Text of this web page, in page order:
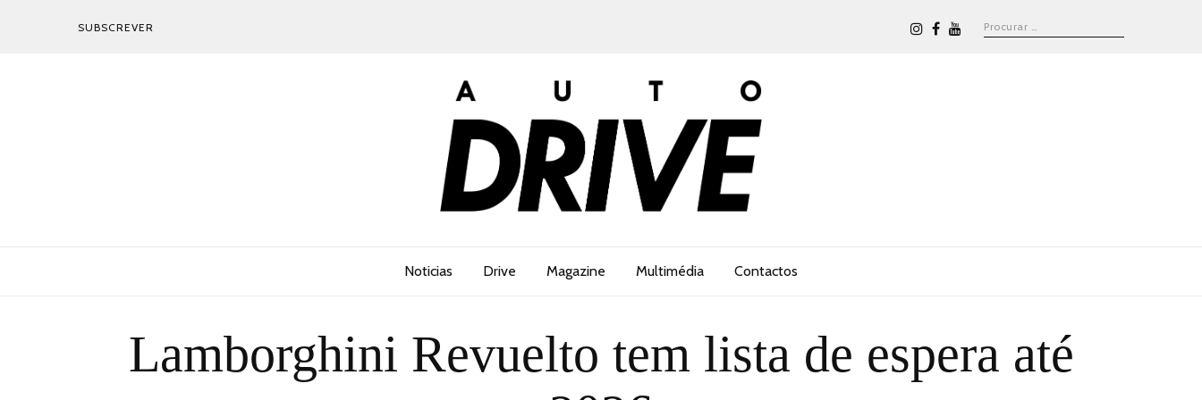
SUBSCREVER
Noticias Drive Magazine Multimédia Contactos
Lamborghini Revuelto tem lista de espera até